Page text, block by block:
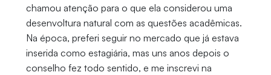
chamou atenção para o que ela considerou uma
desenvoltura natural com as questões acadêmicas.
Na época, preferi seguir no mercado que já estava
inserida como estagiária, mas uns anos depois o
conselho fez todo sentido, e me inscrevi na